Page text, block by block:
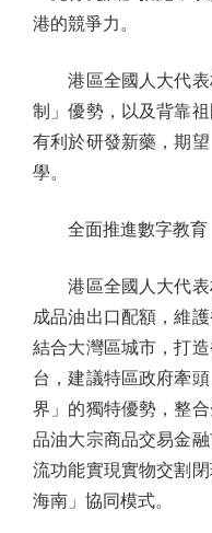
港的競爭力。
港區全國人大代表
制」優勢，以及背靠
有利於研發新藥，期
學。
全面推進數字教育
港區全國人大代表
成品油出口配額，維
結合大灣區城市，打
台，建議特區政府牽
界」的獨特優勢，整
品油大宗商品交易金
流功能實現實物交割
海南」協同模式。